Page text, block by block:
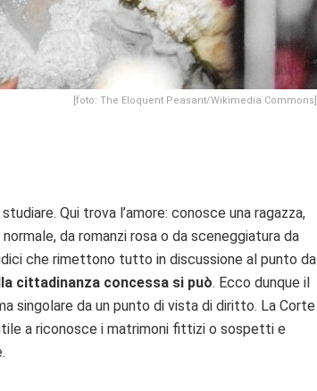
[foto: The Eloquent Peasant/Wikimedia Commons]
Qui trova l’amore: conosce una ragazza,
da romanzi rosa o da sceneggiatura da
che rimettono tutto in discussione al punto da
cittadinanza concessa si può. Ecco dunque il
singolare da un punto di vista di diritto. La Corte
a riconosce i matrimoni fittizi o sospetti e